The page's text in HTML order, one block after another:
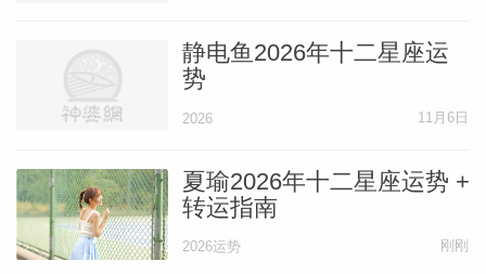
『水瓶座』结束与开始。
天王星——你的主导星——进入双子座，亦
即你太阳星盘的第五宫，不过只待上短短几
个月的时间。然而，这足以让你提前感受即
静电鱼2026年十二星座运
势
2026 11月6日
夏瑜2026年十二星座运势 +
转运指南
2026运势 刚刚